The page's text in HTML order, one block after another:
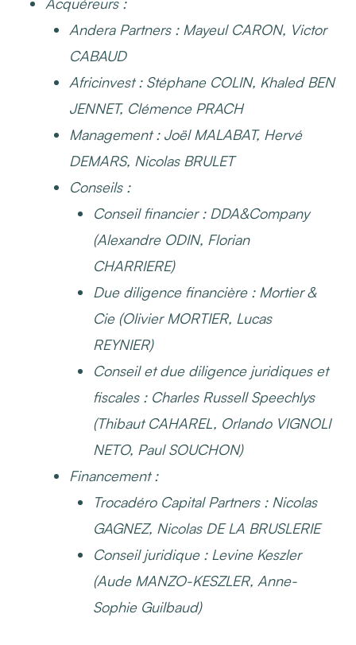
Andera Partners: Mayeul CARON, Victor
CABAUD
Africinvest: Stéphane COLIN, Khaled BEN
JENNET, Clémence PRACH
Management: Joël MALABAT, Hervé
DEMARS, Nicolas BRULET
Conseils:
Conseil financier : DDA&Company
(Alexandre ODIN, Florian
CHARRIERE)
Due diligence financière : Mortier &
Cie (Olivier MORTIER, Lucas
REYNIER)
Conseil et due diligence juridiques et
fiscales : Charles Russell Speechlys
(Thibaut CAHAREL, Orlando VIGNOLI
NETO, Paul SOUCHON)
Financement:
Trocadéro Capital Partners : Nicolas
GAGNEZ, Nicolas DE LA BRUSLERIE
Conseil juridique : Levine Keszler
(Aude MANZO-KESZLER, Anne-
Sophie Guilbaud)